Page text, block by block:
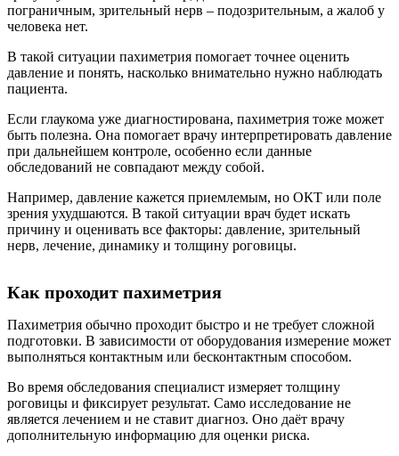
пограничным, зрительный нерв – подозрительным, а жалоб у
человека нет.
В такой ситуации пахиметрия помогает точнее оценить
давление и понять, насколько внимательно нужно наблюдать
пациента.
Если глаукома уже диагностирована, пахиметрия тоже может
быть полезна. Она помогает врачу интерпретировать давление
при дальнейшем контроле, особенно если данные
обследований не совпадают между собой.
Например, давление кажется приемлемым, но ОКТ или поле
зрения ухудшаются. В такой ситуации врач будет искать
причину и оценивать все факторы: давление, зрительный
нерв, лечение, динамику и толщину роговицы.
Как проходит пахиметрия
Пахиметрия обычно проходит быстро и не требует сложной
подготовки. В зависимости от оборудования измерение может
выполняться контактным или бесконтактным способом.
Во время обследования специалист измеряет толщину
роговицы и фиксирует результат. Само исследование не
является лечением и не ставит диагноз. Оно даёт врачу
дополнительную информацию для оценки риска.